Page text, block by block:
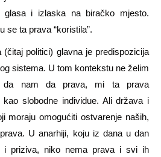
glasa i izlaska na biračko mjesto.
se ta prava “koristila”.
politici) glavna je predispozicija
sistema. U tom kontekstu ne želim
da nam da prava, mi ta prava
kao slobodne individue. Ali država i
moraju omogućiti ostvarenje naših,
U anarhiji, koju iz dana u dan
i priziva, niko nema prava i svi ih